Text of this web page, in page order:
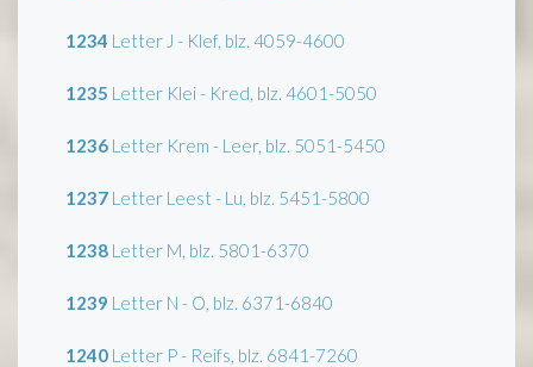
1234 Letter J - Klef, blz. 4059-4600
1235 Letter Klei - Kred, blz. 4601-5050
1236 Letter Krem - Leer, blz. 5051-5450
1237 Letter Leest - Lu, blz. 5451-5800
1238 Letter M, blz. 5801-6370
1239 Letter N - O, blz. 6371-6840
1240 Letter P - Reifs, blz. 6841-7260